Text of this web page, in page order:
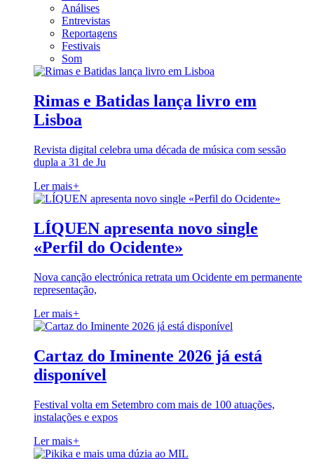
Análises
Entrevistas
Reportagens
Festivais
Som
Rimas e Batidas lança livro em
Lisboa
Revista digital celebra uma década de música com sessão
dupla a 31 de Ju
Ler mais+
LÍQUEN apresenta novo single
«Perfil do Ocidente»
Nova canção electrónica retrata um Ocidente em permanente
representação,
Ler mais+
Cartaz do Iminente 2026 já está
disponível
Festival volta em Setembro com mais de 100 atuações,
instalações e expos
Ler mais+